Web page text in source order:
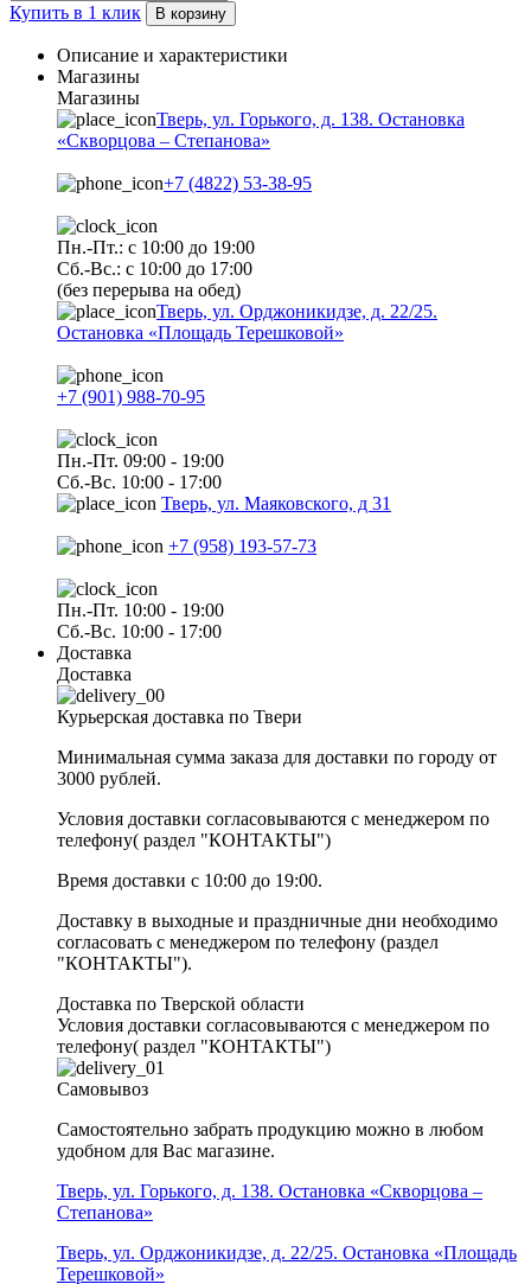
Купить в 1 клик В корзину
Описание и характеристики
Магазины
Магазины
Тверь, ул. Горького, д. 138. Остановка
«Скворцова – Степанова»
+7 (4822) 53-38-95
Пн.-Пт.: с 10:00 до 19:00
Сб.-Вс.: с 10:00 до 17:00
(без перерыва на обед)
Тверь, ул. Орджоникидзе, д. 22/25.
Остановка «Площадь Терешковой»
+7 (901) 988-70-95
Пн.-Пт. 09:00 - 19:00
Сб.-Вс. 10:00 - 17:00
Тверь, ул. Маяковского, д 31
+7 (958) 193-57-73
Пн.-Пт. 10:00 - 19:00
Сб.-Вс. 10:00 - 17:00
Доставка
Доставка
Курьерская доставка по Твери
Минимальная сумма заказа для доставки по городу от
3000 рублей.
Условия доставки согласовываются с менеджером по
телефону( раздел "КОНТАКТЫ")
Время доставки с 10:00 до 19:00.
Доставку в выходные и праздничные дни необходимо
согласовать с менеджером по телефону (раздел
"КОНТАКТЫ").
Доставка по Тверской области
Условия доставки согласовываются с менеджером по
телефону( раздел "КОНТАКТЫ")
Самовывоз
Самостоятельно забрать продукцию можно в любом
удобном для Вас магазине.
Тверь, ул. Горького, д. 138. Остановка «Скворцова –
Степанова»
Тверь, ул. Орджоникидзе, д. 22/25. Остановка «Площадь
Терешковой»